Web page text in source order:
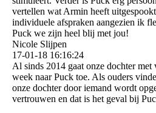
vertellen wat Armin heeft
individuele afspraken aangezien ik
Puck we zijn heel blij met jou!
Nicole Slijpen
17-01-18 16:16:24
Al sinds 2014 gaat onze dochter met
week naar Puck toe. Als ouders
onze dochter door iemand wordt
vertrouwen en dat is het geval bij